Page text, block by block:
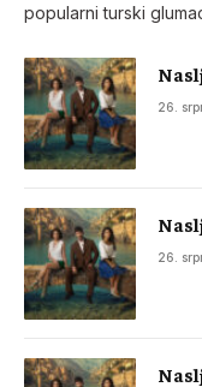
popularni turski
26.
26.